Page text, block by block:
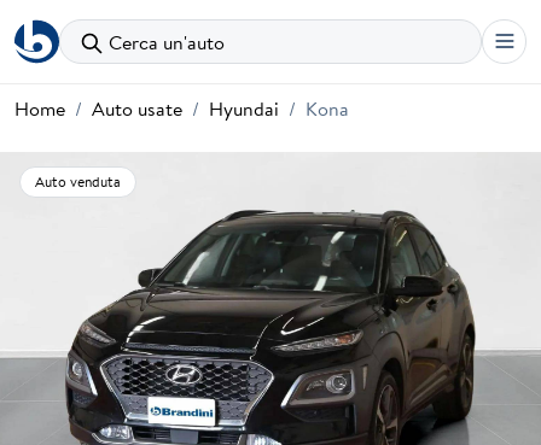
Cerca un'auto
Home Auto usate Hyundai Kona
Auto venduta